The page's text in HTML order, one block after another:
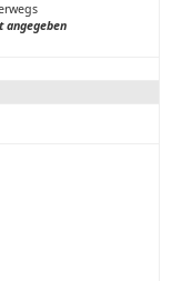
angegeben